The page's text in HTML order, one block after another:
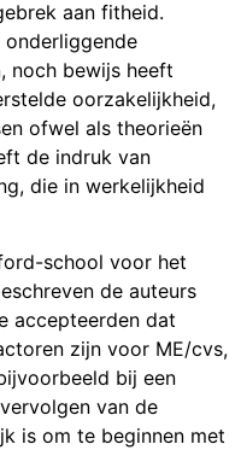
aan fitheid.
noch bewijs heeft
oorzakelijkheid,
ofwel als theorieën
de indruk van
die in werkelijkheid
school voor het
de auteurs
accepteerden dat
zijn voor ME/cvs,
bij een
van de
is om te beginnen met